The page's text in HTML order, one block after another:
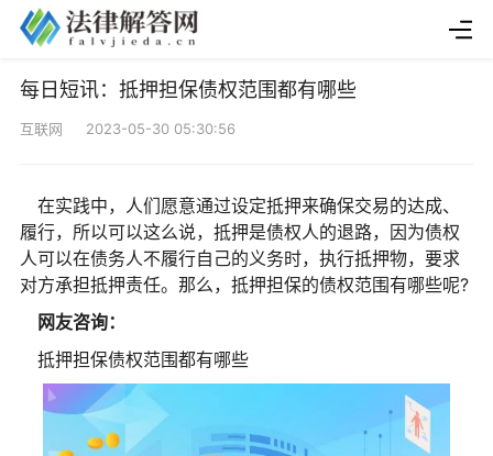
每日短讯：抵押担保债权范围都有哪些
互联网 2023-05-30 05:30:56
在实践中，人们愿意通过设定抵押来确保交易的达成、
履行，所以可以这么说，抵押是债权人的退路，因为债权
人可以在债务人不履行自己的义务时，执行抵押物，要求
对方承担抵押责任。那么，抵押担保的债权范围有哪些呢?
网友咨询：
抵押担保债权范围都有哪些